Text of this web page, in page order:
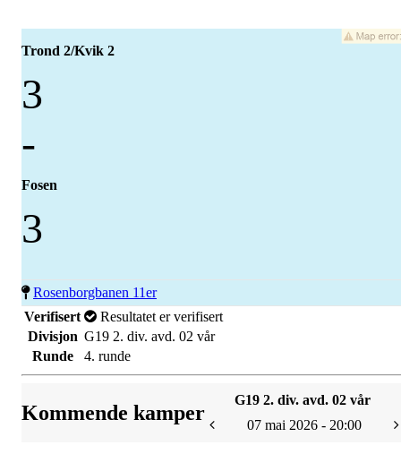
Trond 2/Kvik 2
3
-
Fosen
3
Rosenborgbanen 11er
Verifisert
Resultatet er verifisert
Divisjon G19 2. div. avd. 02 vår
Runde
4. runde
Kommende kamper
G19 2. div. avd. 02 vår
07 mai 2026 - 20:00